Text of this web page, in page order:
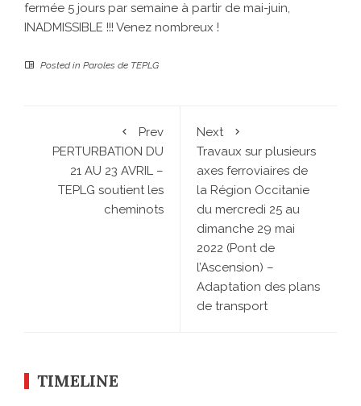
fermée 5 jours par semaine à partir de mai-juin,
INADMISSIBLE !!! Venez nombreux !
Posted in Paroles de TEPLG
Prev
PERTURBATION DU
21 AU 23 AVRIL –
TEPLG soutient les
cheminots
Next
Travaux sur plusieurs
axes ferroviaires de
la Région Occitanie
du mercredi 25 au
dimanche 29 mai
2022 (Pont de
l’Ascension) –
Adaptation des plans
de transport
TIMELINE